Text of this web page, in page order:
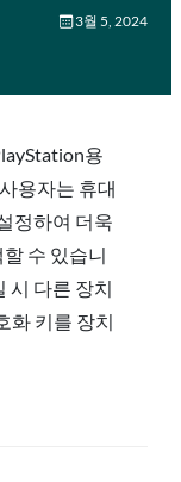
3월 5, 2024
용
용자는 휴대
정하여 더욱
수 있습니
시 다른 장치
화 키를 장치